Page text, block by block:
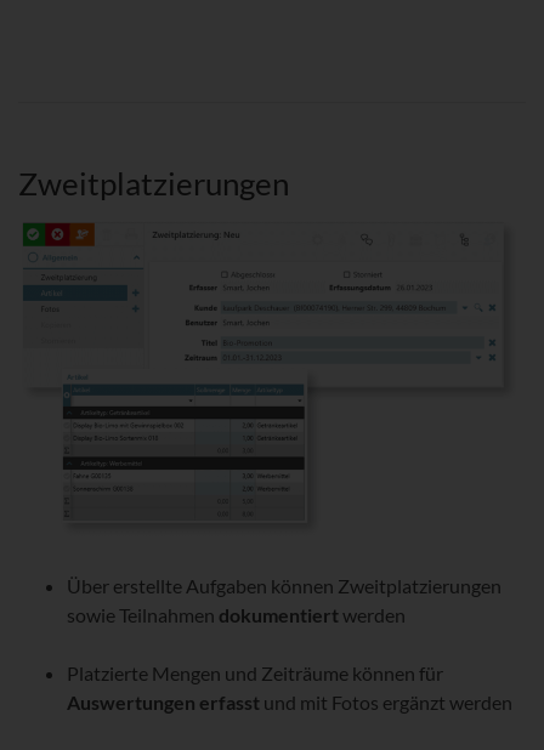
Zweitplatzierungen
Über erstellte Aufgaben können Zweitplatzierungen
sowie Teilnahmen dokumentiertwerden
Platzierte Mengen und Zeiträume können für
Auswertungen erfasst und mit Fotos ergänzt werden